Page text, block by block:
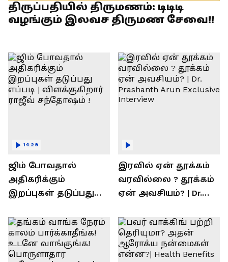
திருப்பதியில் திருமணம்: டிடிடி
வழங்கும் இலவச திருமண சேவை!!
ஜிம் போவதால்
அதிகரிக்கும்
இறப்புகள் தடுப்பது
ராஜீவ் சந்தோஷம் !
14:29
இரவில் ஏன் தூக்கம்
வரவில்லை ? தூக்கம்
ஏன் அவசியம்? | Dr.
Interview